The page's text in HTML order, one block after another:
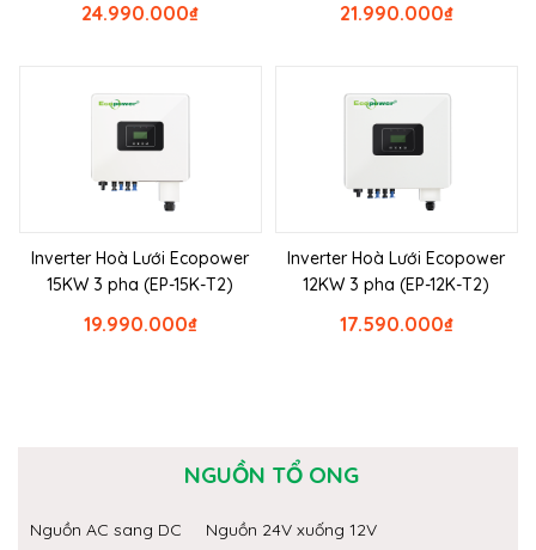
₫
24.990.000 ₫
21.990.000
Inverter Hoà Lưới Ecopower
15KW 3 pha (EP-15K-T2)
₫
19.990.000
Inverter Hoà Lưới Ecopower
12KW 3 pha (EP-12K-T2)
₫
17.590.000
NGUỒN TỔ ONG
Nguồn AC sang DC Nguồn 24V xuống 12V